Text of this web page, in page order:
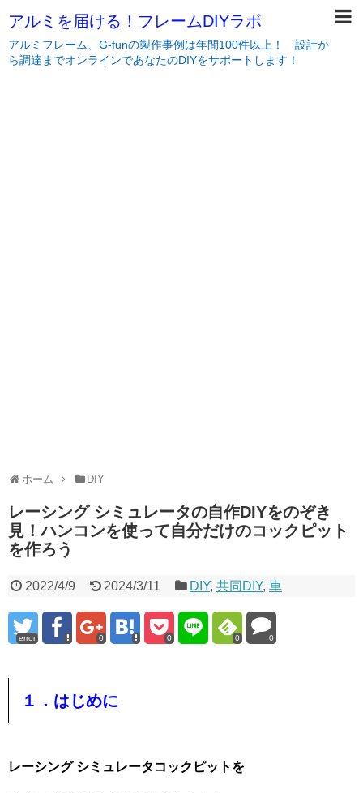
アルミを届ける！フレームDIYラボ
アルミフレーム、G-funの製作事例は年間100件以上！ 設計か
ら調達までオンラインであなたのDIYをサポートします！
ホーム DIY
レーシング シミュレータの自作DIYをのぞき
見！ハンコンを使って自分だけのコックピット
を作ろう
2022/4/9 2024/3/11 DIY,共同DIY,車
error 0 0 0 0
１．はじめに
レーシング シミュレータコックピットを